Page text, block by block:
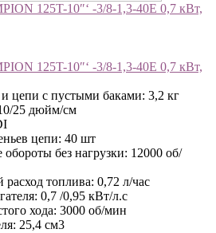
125T-10″‘ -3/8-1,3-40E 0,7 кВт,
125T-10″‘ -3/8-1,3-40E 0,7 кВт,
цепи с пустыми баками: 3,2 кг
25 дюйм/см
цепи: 40 шт
без нагрузки: 12000 об/
топлива: 0,72 л/час
0,7 /0,95 кВт/л.с
хода: 3000 об/мин
25,4 см3